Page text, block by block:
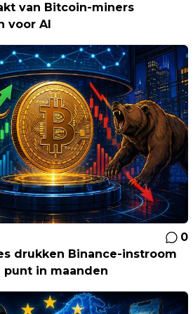
van Bitcoin-miners
voor AI
0
drukken Binance-instroom
punt in maanden